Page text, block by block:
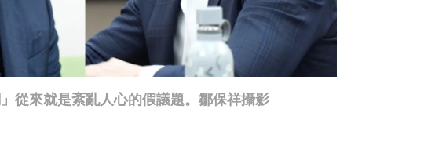
從來就是紊亂人心的假議題。鄒保祥攝影